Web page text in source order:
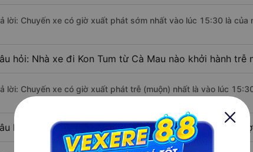
lời: Chuyến xe có giờ xuất phát sớm nhất vào lúc 15:30 là của
hỏi: Nhà xe đi Kon Tum từ Cà Mau nào khởi hành trễ
lời: Chuyến xe có giờ xuất phát trễ (muộn) nhất là vào lúc
hỏi: Review xe đi Kon Tum từ Cà Mau nào có chất